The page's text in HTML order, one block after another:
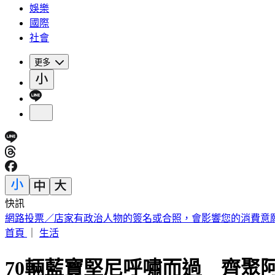
娛樂
國際
社會
更多
快訊
南港LaLaport爆意外！5樓巨型飛機裝置掉落 砸傷65歲婦
首頁
生活
70輛藍寶堅尼呼嘯而過 齊聚